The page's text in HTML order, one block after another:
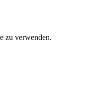
zu verwenden.